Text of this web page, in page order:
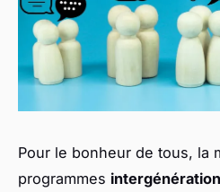
Pour le bonheur de tous, la
programmes